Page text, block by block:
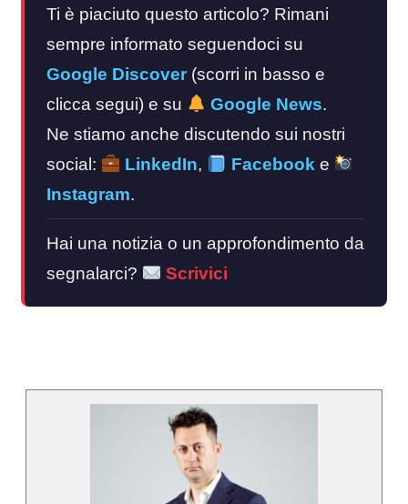
Ti è piaciuto questo articolo? Rimani
sempre informato seguendoci su
Google Discover (scorri in basso e
clicca segui) e su
Google News.
Ne stiamo anche discutendo sui nostri
social:
LinkedIn, Facebook e
Instagram.
Hai una notizia o un approfondimento da
segnalarci?
Scrivici